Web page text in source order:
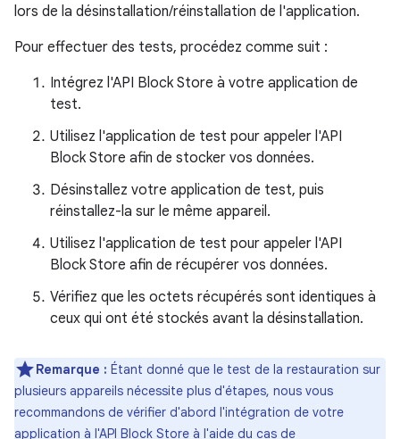
lors de la désinstallation/réinstallation de l'application.
Pour effectuer des tests, procédez comme suit :
Intégrez l'API Block Store à votre application de
test.
Utilisez l'application de test pour appeler l'API
Block Store afin de stocker vos données.
Désinstallez votre application de test, puis
réinstallez-la sur le même appareil.
Utilisez l'application de test pour appeler l'API
Block Store afin de récupérer vos données.
Vérifiez que les octets récupérés sont identiques à
ceux qui ont été stockés avant la désinstallation.
Remarque : Étant donné que le test de la restauration sur
plusieurs appareils nécessite plus d'étapes, nous vous
recommandons de vérifier d'abord l'intégration de votre
application à l'API Block Store à l'aide du cas de